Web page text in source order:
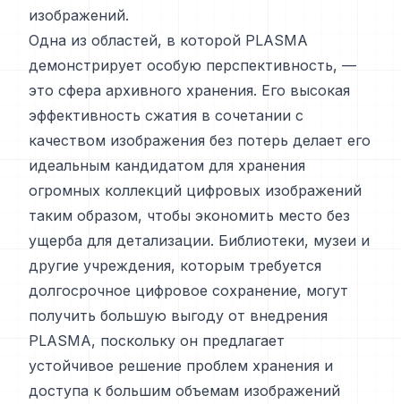
изображений.
Одна из областей, в которой PLASMA
демонстрирует особую перспективность, —
это сфера архивного хранения. Его высокая
эффективность сжатия в сочетании с
качеством изображения без потерь делает его
идеальным кандидатом для хранения
огромных коллекций цифровых изображений
таким образом, чтобы экономить место без
ущерба для детализации. Библиотеки, музеи и
другие учреждения, которым требуется
долгосрочное цифровое сохранение, могут
получить большую выгоду от внедрения
PLASMA, поскольку он предлагает
устойчивое решение проблем хранения и
доступа к большим объемам изображений